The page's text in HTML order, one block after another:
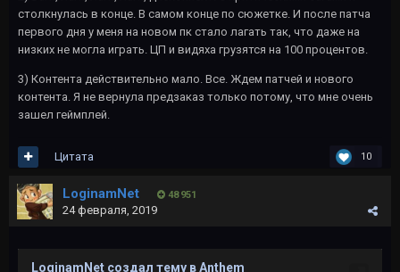
столкнулась в конце. В самом конце по сюжетке. И после патча
первого дня у меня на новом пк стало лагать так, что даже на
низких не могла играть. ЦП и видяха грузятся на 100 процентов.
3) Контента действительно мало. Все. Ждем патчей и нового
контента. Я не вернула предзаказ только потому, что мне очень
зашел геймплей.
10
Цитата
LoginamNet 48 951
24 февраля, 2019